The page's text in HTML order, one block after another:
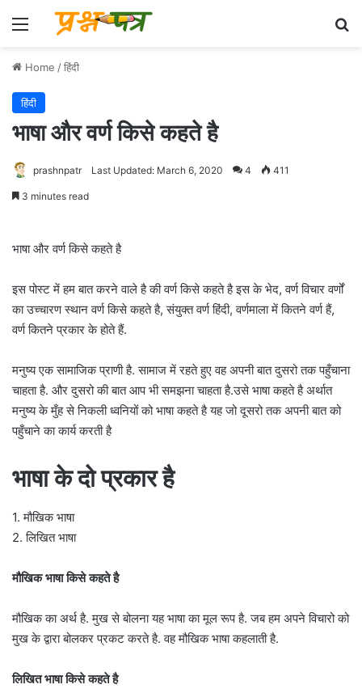
Menu
Home /हिंदी
हिंदी
भाषा और वर्ण किसे कहते है
prashnpatr Last Updated: March 6, 2020 4 411
3 minutes read
भाषा और वर्ण किसे कहते है
इस पोस्ट में हम बात करने वाले है की वर्ण किसे कहते है इस के भेद, वर्ण विचार वर्णों
का उच्चारण स्थान वर्ण किसे कहते है, संयुक्त वर्ण हिंदी, वर्णमाला में कितने वर्ण हैं,
वर्ण कितने प्रकार के होते हैं.
मनुष्य एक सामाजिक प्राणी है. सामाज में रहते हुए वह अपनी बात दुसरो तक पहुँचाना
चाहता है. और दुसरो की बात आप भी समझना चाहता है.उसे भाषा कहते है अर्थात
मनुष्य के मुँह से निकली ध्वनियों को भाषा कहते है यह जो दूसरो तक अपनी बात को
पहुँचाने का कार्य करती है
भाषा के दो प्रकार है
1. मौखिक भाषा
2. लिखित भाषा
मौखिक भाषा किसे कहते है
मौखिक का अर्थ है. मुख से बोलना यह भाषा का मूल रूप है. जब हम अपने विचारो को
मुख के द्वारा बोलकर प्रकट करते है. वह मौखिक भाषा कहलाती है.
लिखित भाषा किसे कहते है